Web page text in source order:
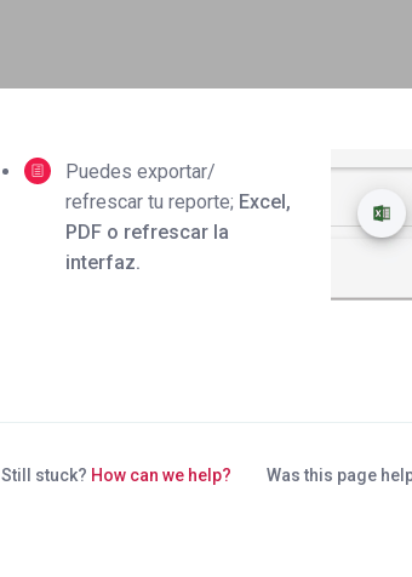
Puedes exportar/
refrescar tu reporte; Excel,
PDF o refrescar la
interfaz.
Still stuck? How can we help? Was this page